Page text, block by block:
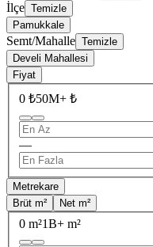
İlçe Temizle
Pamukkale
Semt/Mahalle Temizle
Develi Mahallesi
Fiyat
0 ₺50M+ ₺
—
Metrekare
Brüt m²
Net m²
0 m²1B+ m²